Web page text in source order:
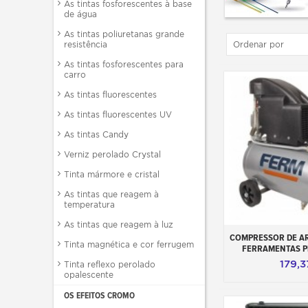
As tintas fosforescentes à base
de água
As tintas poliuretanas grande
resistência
As tintas fosforescentes para
carro
As tintas fluorescentes
As tintas fluorescentes UV
As tintas Candy
Verniz perolado Crystal
Tinta mármore e cristal
As tintas que reagem à
temperatura
As tintas que reagem à luz
Tinta magnética e cor ferrugem
Tinta reflexo perolado
opalescente
OS EFEITOS CROMO
Ordenar por
Adicionar ao
COMPRESSOR DE
FERRAMENTAS